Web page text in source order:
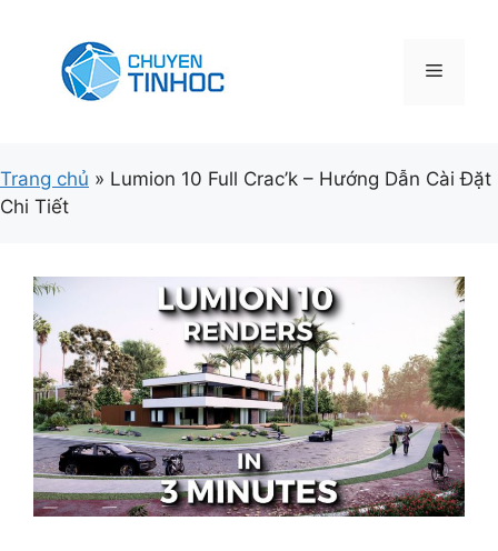
Menu
Trang chủ » Lumion 10 Full Crac’k – Hướng Dẫn Cài Đặt
Chi Tiết